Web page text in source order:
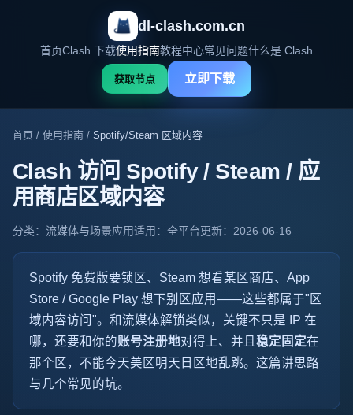
dl-clash.com.cn
首页Clash 下载使用指南教程中心常见问题什么是 Clash
获取节点 立即下载
首页 / 使用指南 / Spotify/Steam 区域内容
Clash 访问 Spotify / Steam / 应
用商店区域内容
分类：流媒体与场景应用适用：全平台更新：2026-06-16
Spotify 免费版要锁区、Steam 想看某区商店、App
Store / Google Play 想下别区应用——这些都属于"区
域内容访问"。和流媒体解锁类似，关键不只是 IP 在
哪，还要和你的账号注册地对得上、并且 稳定固定在
那个区，不能今天美区明天日区地乱跳。这篇讲思路
与几个常见的坑。